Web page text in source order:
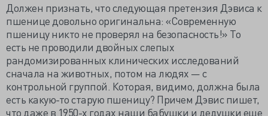
Должен признать, что следующая претензия Дэвиса к
пшенице довольно оригинальна: «Современную
пшеницу никто не проверял на безопасность!» То
есть не проводили двойных слепых
рандомизированных клинических исследований
сначала на животных, потом на людях — с
контрольной группой. Которая, видимо, должна была
есть какую-то старую пшеницу? Причем Дэвис пишет,
что даже в 1950-х годах наши бабушки и дедушки еще